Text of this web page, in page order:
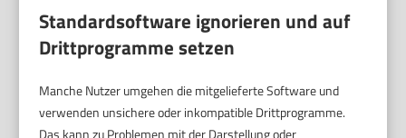
Standardsoftware ignorieren und auf
Drittprogramme setzen
Manche Nutzer umgehen die mitgelieferte Software und
verwenden unsichere oder inkompatible Drittprogramme.
Das kann zu Problemen mit der Darstellung oder